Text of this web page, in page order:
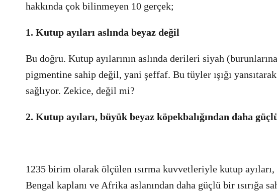
hakkında çok bilinmeyen 10 gerçek;
1. Kutup ayıları aslında beyaz değil
Bu doğru. Kutup ayılarının aslında derileri siyah
pigmentine sahip değil, yani şeffaf. Bu tüyler ışığı
sağlıyor. Zekice, değil mi?
2. Kutup ayıları, büyük beyaz köpekbalığından daha
1235 birim olarak ölçülen ısırma kuvvetleriyle kutup ayıları,
Bengal kaplanı ve Afrika aslanından daha güçlü bir ısırığa